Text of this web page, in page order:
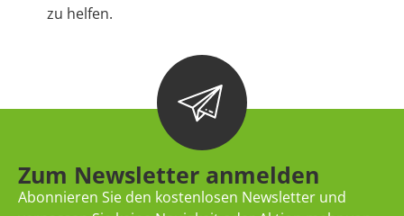
zu helfen.
Zum Newsletter anmelden
Abonnieren Sie den kostenlosen Newsletter und